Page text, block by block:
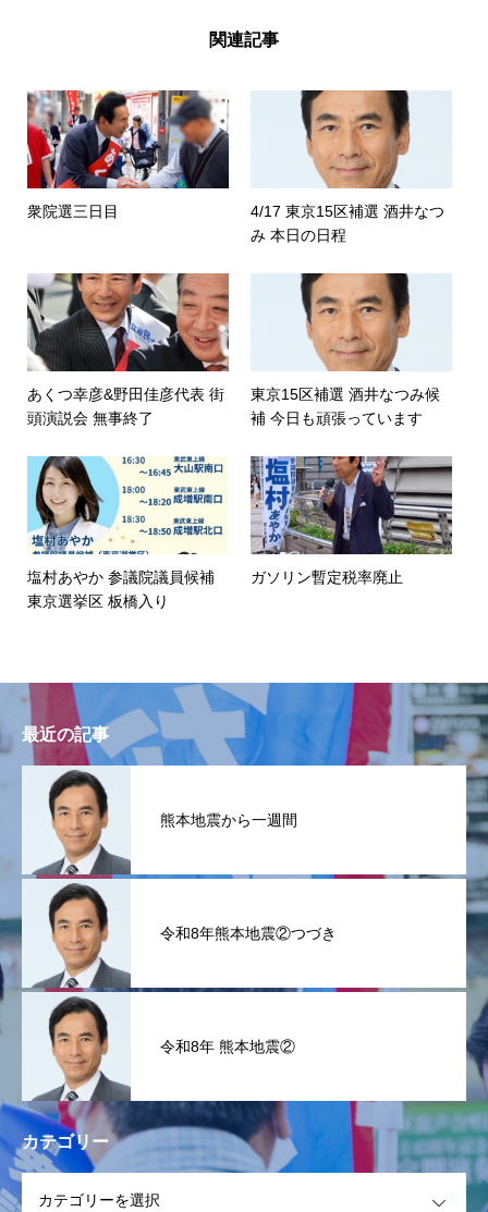
関連記事
衆院選三日目
4/17 東京15区補選 酒井なつ
み 本日の日程
あくつ幸彦&野田佳彦代表 街
頭演説会 無事終了
東京15区補選 酒井なつみ候
補 今日も頑張っています
塩村あやか 参議院議員候補
東京選挙区 板橋入り
ガソリン暫定税率廃止
最近の記事
熊本地震から一週間
令和8年熊本地震②つづき
令和8年 熊本地震②
カテゴリー